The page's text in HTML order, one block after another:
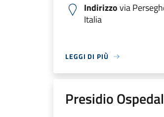
Indirizzovia
Italia
LEGGI DI PIÙ
Presidio